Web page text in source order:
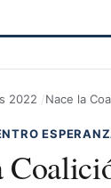
2022 Nace la